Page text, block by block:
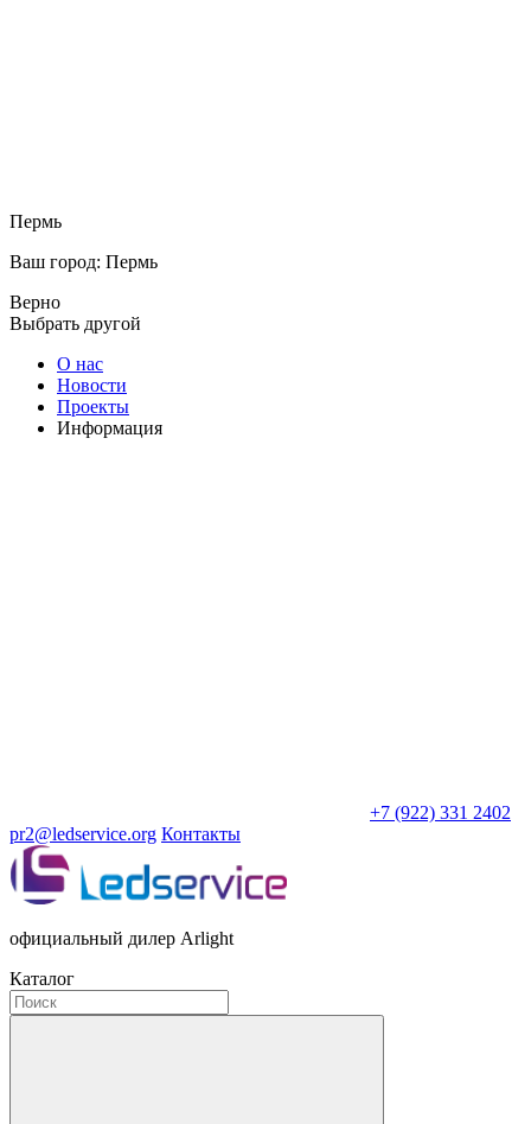
Пермь
Ваш город: Пермь
Верно
Выбрать другой
О нас
Новости
Проекты
Информация
+7 (922) 331 2402
pr2@ledservice.org Контакты
официальный дилер Arlight
Каталог